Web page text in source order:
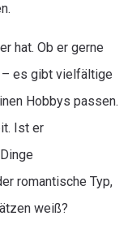
hat. Ob er gerne
es gibt vielfältige
Hobbys passen.
Ist er
romantische Typ,
weiß?